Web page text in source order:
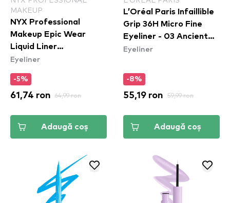
MAKEUP
NYX Professional
Makeup Epic Wear
Liquid Liner
Waterproof - Yellow
Eyeliner
-5%
61,74 ron 64,99 ron
Adaugă coș
L’Oréal Paris Infaillible
Grip 36H Micro Fine
Eyeliner​ - 03 Ancient
Rose
Eyeliner
-8%
55,19 ron 59,99 ron
Adaugă coș